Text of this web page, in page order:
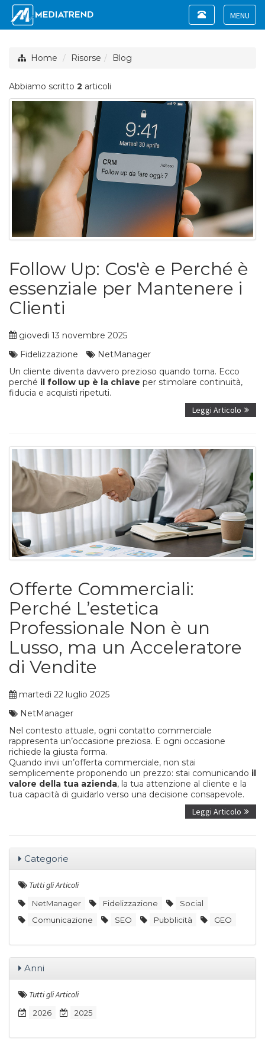
Toggle
Toggle
navigation
Home Risorse Blog
Abbiamo scritto 2 articoli
Follow Up: Cos'è e Perché è
essenziale per Mantenere i
Clienti
giovedì 13 novembre 2025
Fidelizzazione
NetManager
Un cliente diventa davvero prezioso quando torna. Ecco
perché il follow up è la chiave per stimolare continuità,
fiducia e acquisti ripetuti.
Leggi Articolo
Offerte Commerciali:
Perché L’estetica
Professionale Non è un
Lusso, ma un Acceleratore
di Vendite
martedì 22 luglio 2025
NetManager
Nel contesto attuale, ogni contatto commerciale
rappresenta un’occasione preziosa. E ogni occasione
richiede la giusta forma.
Quando invii un’offerta commerciale, non stai
semplicemente proponendo un prezzo: stai comunicando il
valore della tua azienda, la tua attenzione al cliente e la
tua capacità di guidarlo verso una decisione consapevole.
Leggi Articolo
Categorie
Tutti gli Articoli
NetManager Fidelizzazione
Social
Comunicazione
SEO Pubblicità GEO
Anni
Tutti gli Articoli
2026 2025